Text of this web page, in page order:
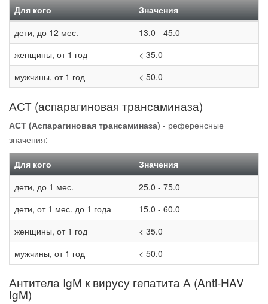
Для кого
Значения
дети, до 12 мес.
13.0 - 45.0
женщины, от 1 год
< 35.0
мужчины, от 1 год
< 50.0
АСТ (аспарагиновая трансаминаза)
АСТ (Аспарагиновая трансаминаза) - референсные
значения:
Для кого
Значения
дети, до 1 мес.
25.0 - 75.0
дети, от 1 мес. до 1 года
15.0 - 60.0
женщины, от 1 год
< 35.0
мужчины, от 1 год
< 50.0
Антитела IgM к вирусу гепатита А (Anti-HAV
IgM)